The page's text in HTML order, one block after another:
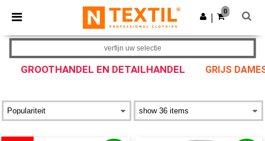
× Ntextil-app
Betere prijzen in de app!
Download app
0
GROOTHANDEL EN DETAILHANDEL GRIJS
verfijn uw selectie